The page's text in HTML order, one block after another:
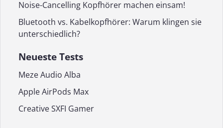
Noise-Cancelling Kopfhörer machen einsam!
Bluetooth vs. Kabelkopfhörer: Warum klingen sie
unterschiedlich?
Neueste Tests
Meze Audio Alba
Apple AirPods Max
Creative SXFI Gamer